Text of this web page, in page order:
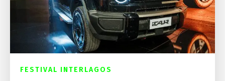
FESTIVAL INTERLAGOS